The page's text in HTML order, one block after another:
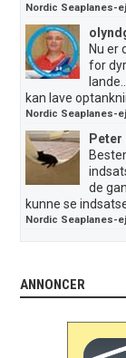
Nordic Seaplanes-
Nu er
for
kan lave
Nordic Seaplanes-
Peter
de
kunne se
Nordic Seaplanes-
ANNONCER